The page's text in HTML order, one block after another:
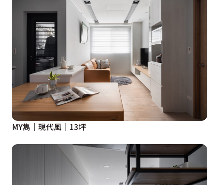
MY雋│現代風│13坪